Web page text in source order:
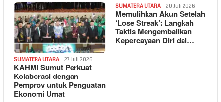
SUMATERA UTARA 27 Juli 2026
KAHMI Sumut Perkuat
Kolaborasi dengan
Pemprov untuk Penguatan
Ekonomi Umat
SUMATERA UTARA 20 Juli 2026
Memulihkan Akun Setelah
‘Lose Streak’: Langkah
Taktis Mengembalikan
Kepercayaan Diri dal…